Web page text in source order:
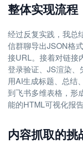
整体实现流程
经过反复实践，我总
信群聊导出JSON格
接URL。接着对链接
登录验证、JS渲染、
用AI生成标题、总结
到飞书多维表格，形
能的HTML可视化报告
内容抓取的挑